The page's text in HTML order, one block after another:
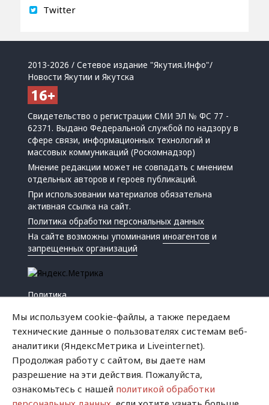
Twitter
2013-2026 / Сетевое издание "Якутия.Инфо"/
Новости Якутии и Якутска
Свидетельство о регистрации СМИ ЭЛ № ФС 77 -
62371. Выдано Федеральной службой по надзору в
сфере связи, информационных технологий и
массовых коммуникаций (Роскомнадзор)
Мнение редакции может не совпадать с мнением
отдельных авторов и героев публикаций.
При использовании материалов обязательна
активная ссылка на сайт.
Политика обработки персональных данных
На сайте возможны упоминанияиноагентов и
запрещенных организаций
Политика
Криминал
Успех
Мы используем cookie-файлы, а также передаем
технические данные о пользователях системам веб-
аналитики (ЯндексМетрика и Liveinternet).
Продолжая работу с сайтом, вы даете нам
разрешение на эти действия. Пожалуйста,
ознакомьтесь с нашей политикой обработки